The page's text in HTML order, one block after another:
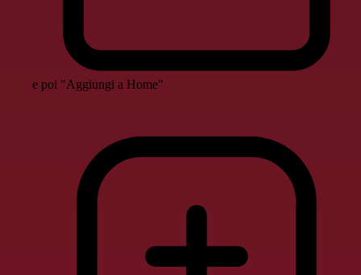
e poi "Aggiungi a Home"